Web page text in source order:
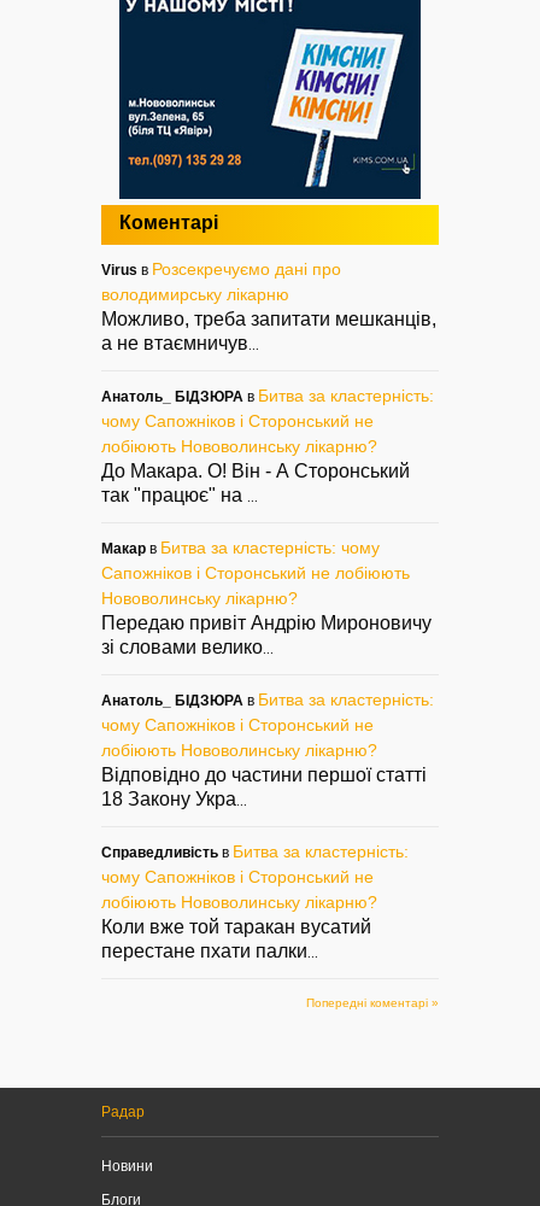
Коментарі
Virus в Розсекречуємо дані про
володимирську лікарню
Можливо, треба запитати мешканців,
а не втаємничув
Анатоль_ БІДЗЮРА в Битва за кластерність:
чому Сапожніков і Сторонський не
лобіюють Нововолинську лікарню?
До Макара. О! Він - А Сторонський
так "працює" на
Макар в Битва за кластерність: чому
Сапожніков і Сторонський не лобіюють
Нововолинську лікарню?
Передаю привіт Андрію Мироновичу
зі словами велико
Анатоль_ БІДЗЮРА в Битва за кластерність:
чому Сапожніков і Сторонський не
лобіюють Нововолинську лікарню?
Відповідно до частини першої статті
18 Закону Укра
Справедливість в Битва за кластерність:
чому Сапожніков і Сторонський не
лобіюють Нововолинську лікарню?
Коли вже той таракан вусатий
перестане пхати палки
Попередні коментарі »
Радар
Новини
Блоги